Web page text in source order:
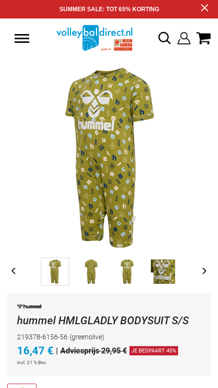
SUMMER SALE: TOT 65% KORTING
hummel HMLGLADLY BODYSUIT S/S
219378-6156-56 (greenolive)
16,47 € | Adviesprijs 29,95 € JE BESPAART 45%
incl. 21 % Btw.